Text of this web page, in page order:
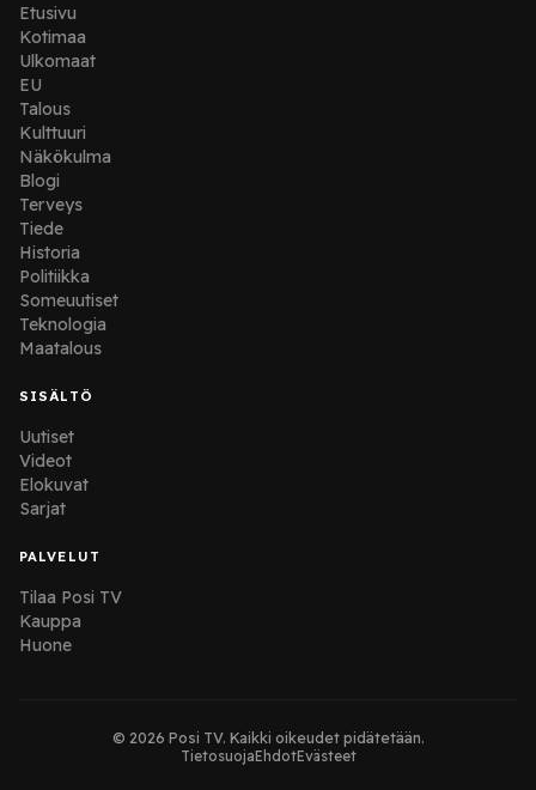
Etusivu
Kotimaa
Ulkomaat
EU
Talous
Kulttuuri
Näkökulma
Blogi
Terveys
Tiede
Historia
Politiikka
Someuutiset
Teknologia
Maatalous
SISÄLTÖ
Uutiset
Videot
Elokuvat
Sarjat
PALVELUT
Tilaa Posi TV
Kauppa
Huone
© 2026 Posi TV. Kaikki oikeudet pidätetään.
TietosuojaEhdotEvästeet